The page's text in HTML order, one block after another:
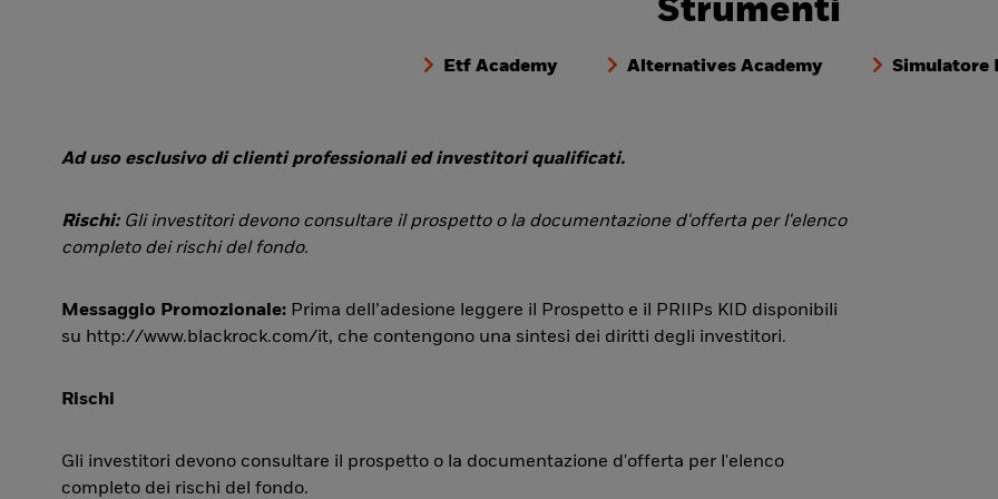
Strumenti
Etf Academy Alternatives Academy Simulatore
Ad uso esclusivo di clienti professionali ed investitori qualificati.
Rischi: Gli investitori devono consultare il prospetto o la documentazione d'offerta per l'elenco
completo dei rischi del fondo.
Messaggio Promozionale: Prima dell’adesione leggere il Prospetto e il PRIIPs KID disponibili
su http://www.blackrock.com/it, che contengono una sintesi dei diritti degli investitori.
Rischi
Gli investitori devono consultare il prospetto o la documentazione d'offerta per l'elenco
completo dei rischi del fondo.